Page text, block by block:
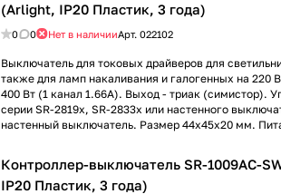
(Arlight, IP20 Пластик, 3 года)
0 0 Нет в наличииАрт. 022102
Выключатель для токовых драйверов для
также для ламп накаливания и галогенных на
400 Вт (1 канал 1.66А). Выход - триак (симистор).
серии SR-2819x, SR-2833x или настенного
настенный выключатель. Размер 44x45x20 мм.
Контроллер-выключатель SR-1009AC-
IP20 Пластик, 3 года)